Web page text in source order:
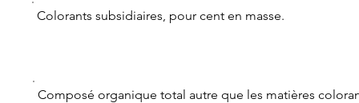
Colorants subsidiaires, pour cent en masse.
Composé organique total autre que les matières